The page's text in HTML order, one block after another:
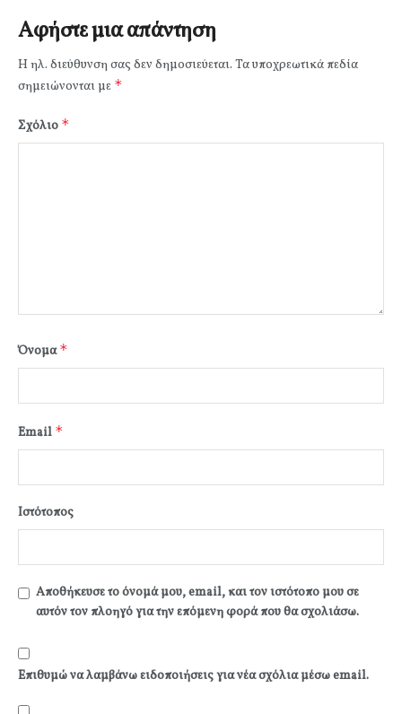
Αφήστε μια απάντηση
Η ηλ. διεύθυνση σας δεν δημοσιεύεται. Τα υποχρεωτικά πεδία
σημειώνονται με *
Σχόλιο *
Όνομα*
Email *
Ιστότοπος
Αποθήκευσε το όνομά μου, email, και τον ιστότοπο μου σε
αυτόν τον πλοηγό για την επόμενη φορά που θα σχολιάσω.
Επιθυμώ να λαμβάνω ειδοποιήσεις για νέα σχόλια μέσω email.